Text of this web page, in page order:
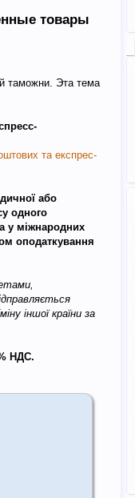
товары
таможни. Эта тема
та експрес-
або
одного
у міжнародних
оподаткування
іншої країни за
НДС.